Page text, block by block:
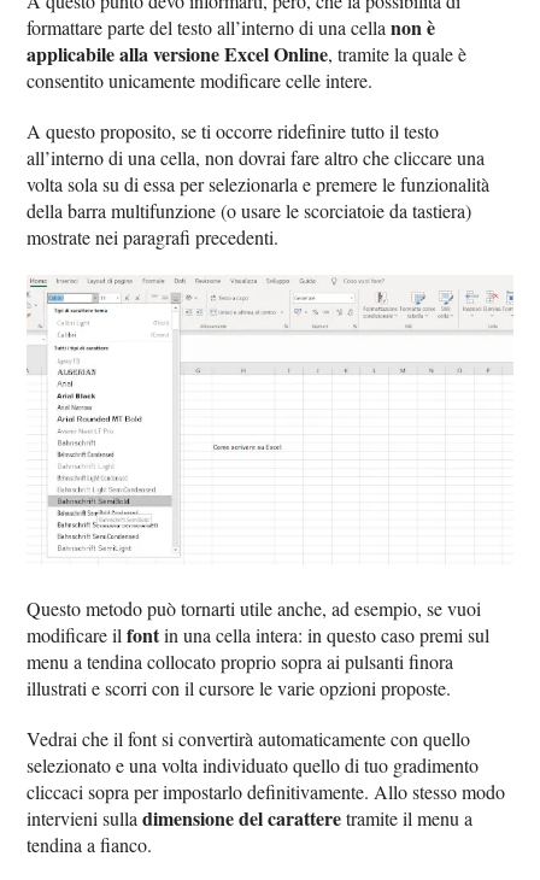
formattare parte del testo all’interno di una cellanon è
applicabile alla versione Excel Online, tramite la quale è
consentito unicamente modificare celle intere.
A questo proposito, se ti occorre ridefinire tutto il testo
all’interno di una cella, non dovrai fare altro che cliccare una
volta sola su di essa per selezionarla e premere le funzionalità
della barra multifunzione (o usare le scorciatoie da tastiera)
mostrate nei paragrafi precedenti.
Questo metodo può tornarti utile anche, ad esempio, se vuoi
modificare ilfontin una cella intera: in questo caso premi sul
menu a tendina collocato proprio sopra ai pulsanti finora
illustrati e scorri con il cursore le varie opzioni proposte.
Vedrai che il font si convertirà automaticamente con quello
selezionato e una volta individuato quello di tuo gradimento
cliccaci sopra per impostarlo definitivamente. Allo stesso modo
intervieni sulladimensione del caratteretramite il menu a
tendina a fianco.